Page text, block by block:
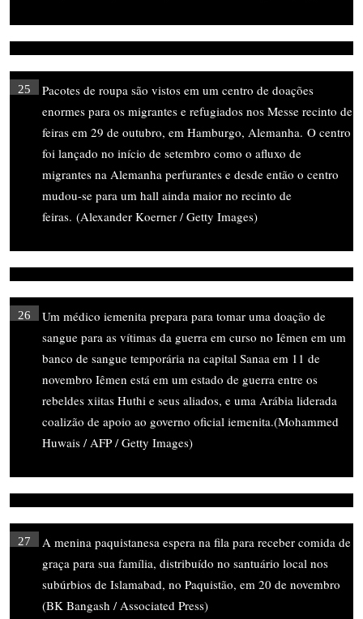
25
Pacotes de roupa são vistos em um centro de doações
enormes para os migrantes e refugiados nos Messe recinto de
feiras em 29 de outubro, em Hamburgo, Alemanha. O centro
foi lançado no início de setembro como o afluxo de
migrantes na Alemanha perfurantes e desde então o centro
mudou-se para um hall ainda maior no recinto de
feiras. (Alexander Koerner / Getty Images)
26
Um médico iemenita prepara para tomar uma doação de
sangue para as vítimas da guerra em curso no Iêmen em um
banco de sangue temporária na capital Sanaa em 11 de
novembro Iêmen está em um estado de guerra entre os
rebeldes xiitas Huthi e seus aliados, e uma Arábia liderada
coalizão de apoio ao governo oficial iemenita.(Mohammed
Huwais / AFP / Getty Images)
27
A menina paquistanesa espera na fila para receber comida de
graça para sua família, distribuído no santuário local nos
subúrbios de Islamabad, no Paquistão, em 20 de novembro
(BK Bangash / Associated Press)